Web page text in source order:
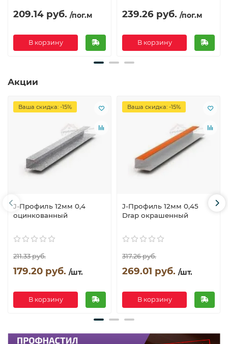
209.14 руб. /пог.м
В корзину
239.26 руб. /пог.м
В корзину
Акции
Ваша скидка: -15%
J-Профиль 12мм 0,4
оцинкованный
211.33 руб.
179.20 руб. /шт.
В корзину
Ваша скидка: -15%
J-Профиль 12мм 0,45
Drap окрашенный
317.26 руб.
269.01 руб. /шт.
В корзину